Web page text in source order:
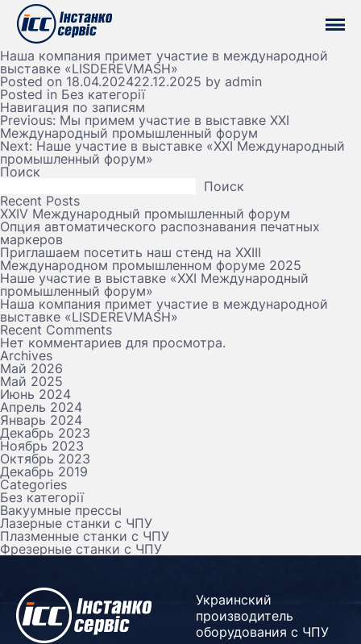
Наша компания примет участие в международной
выставке «LISDEREVMASH»
Posted on 18.04.202422.12.2025 by admin
Posted in Без категорії
Навигация по записям
Previous: Мы примем участие в выставке XXI
Международный промышленный форум
Next: Наше участие в выставке «XXI Международный
промышленный форум»
Поиск
Поиск
Recent Posts
XXIV Международный промышленный форум
Опция автоматического распознавания печатных
маркеров
Приглашаем посетить наш стенд на ХХІІІ
Международном промышленном форуме 2025
Наше участие в выставке «XXI Международный
промышленный форум»
Наша компания примет участие в международной
выставке «LISDEREVMASH»
Recent Comments
Нет комментариев для просмотра.
Archives
Май 2026
Май 2025
Июнь 2024
Апрель 2024
Январь 2024
Декабрь 2023
Ноябрь 2023
Октябрь 2023
Декабрь 2019
Categories
Без категорії
Вакуумные прессы
Лазерные станки с ЧПУ
Плазменные станки с ЧПУ
Фрезерные станки с ЧПУ
Украинский
производитель
оборудования с ЧПУ